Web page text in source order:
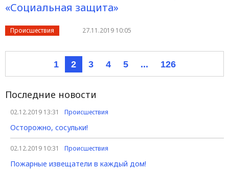
«Социальная защита»
Происшествия 27.11.2019 10:05
1 2 3 4 5 ... 126
Последние новости
02.12.2019 13:31 Происшествия
Осторожно, сосульки!
02.12.2019 10:31 Происшествия
Пожарные извещатели в каждый дом!